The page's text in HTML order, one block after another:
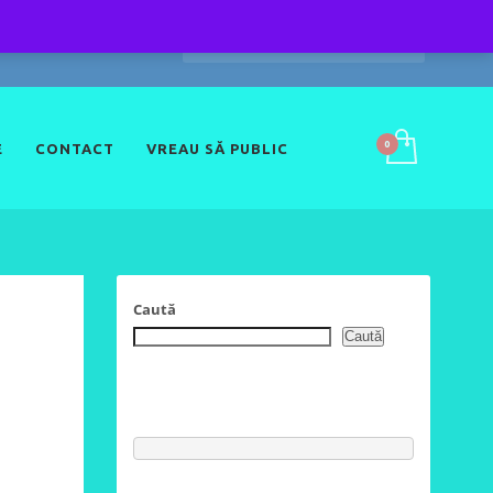
CONTACT VREAU SĂ PUBLIC
Caută
Caută